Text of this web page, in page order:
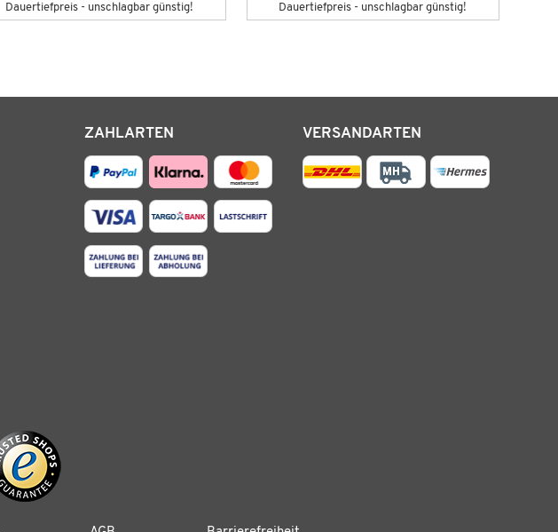
Dauertiefpreis - unschlagbar günstig! Dauertiefpreis - unschlagbar günstig!
ZAHLARTEN VERSANDARTEN